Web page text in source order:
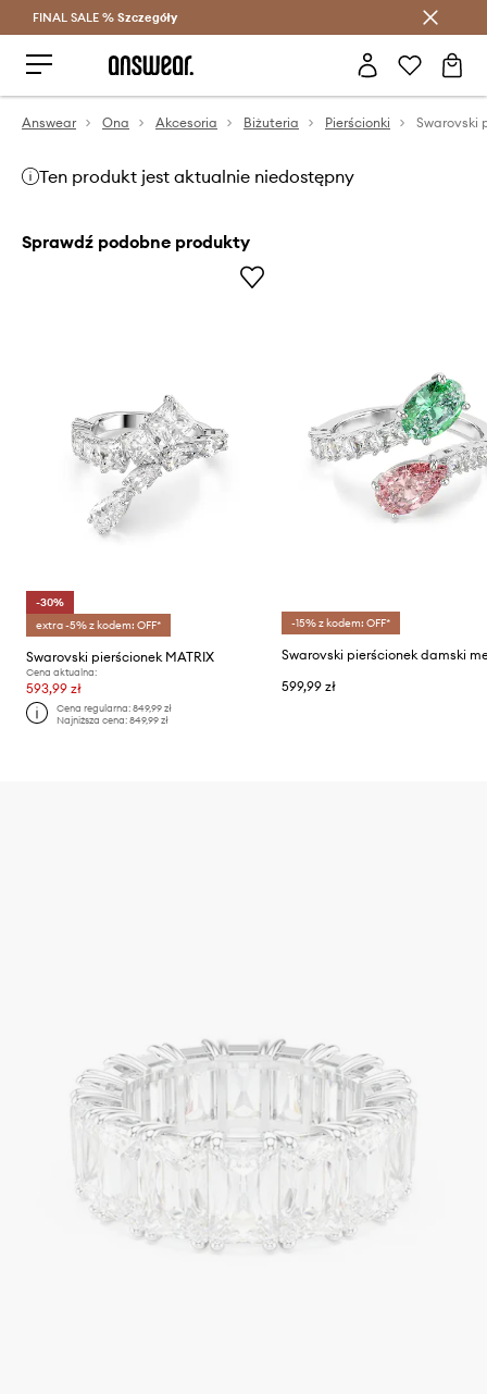
Oszczędzaj z Answear Club >
FINAL SALE % Szczegóły
Answear Ona Akcesoria Biżuteria Pierścionki Swarovski
Ten produkt jest aktualnie niedostępny
Sprawdź podobne produkty
-30%
extra -5% z kodem: OFF*
Swarovski pierścionek MATRIX
Cena aktualna:
593,99 zł
Cena regularna:849,99 zł
Najniższa cena:849,99 zł
-15% z kodem: OFF*
599,99 zł